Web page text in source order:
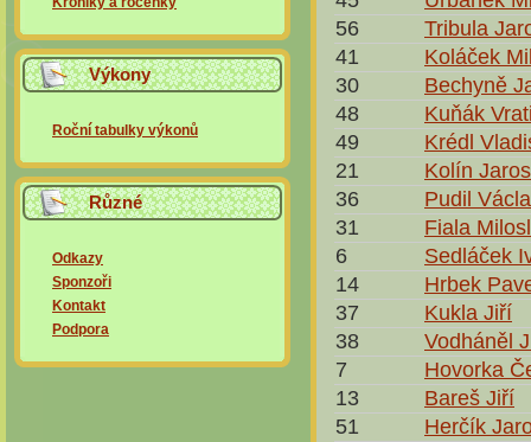
Výkony
Roční tabulky výkonů
Různé
Odkazy
Sponzoři
Kontakt
Podpora
56
Tribula
41
Koláček
30
Bechyně
48
Kuňák
49
Krédl
21
Kolín
36
Pudil
31
Fiala
6
Sedláček
14
Hrbek
37
Kukla Jiří
38
Vodháněl
7
Hovorka
13
Bareš Jiří
51
Herčík